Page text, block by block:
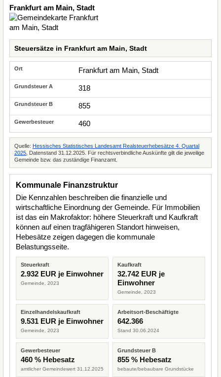
Frankfurt am Main, Stadt
Steuersätze in Frankfurt am Main, Stadt
Frankfurt am Main, Stadt
318
855
460
Quelle: Hessisches Statistisches Landesamt Realsteuerhebesätze 4. Quartal
2025 , Datenstand 31.12.2025. Für rechtsverbindliche Auskünfte gilt die jeweilige
Gemeinde bzw. das zuständige Finanzamt.
Kommunale Finanzstruktur
Die Kennzahlen beschreiben die finanzielle und
wirtschaftliche Einordnung der Gemeinde. Für Immobilien
ist das ein Makrofaktor: höhere Steuerkraft und Kaufkraft
können auf einen tragfähigeren Standort hinweisen,
Hebesätze zeigen dagegen die kommunale
Belastungsseite.
Steuerkraft
2.932 EUR je Einwohner
Gemeinde, 2023
Kaufkraft
32.742 EUR je
Einwohner
Gemeinde, 2023
Einzelhandelskaufkraft
9.531 EUR je Einwohner
Gemeinde, 2023
Arbeitsort-Beschäftigte
642.366
Stand 30.06.2024
Gewerbesteuer
460 % Hebesatz
amtlicher Gemeindewert 31.12.2025
Grundsteuer B
855 % Hebesatz
bebaute/bebaubare Grundstücke